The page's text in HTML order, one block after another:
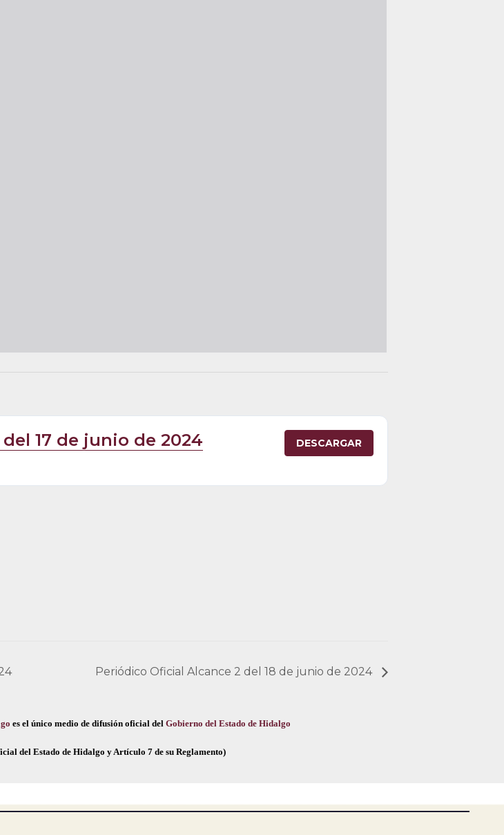
17 de junio de 2024 DESCARGAR
Periódico Oficial Alcance 2 del 18 de junio de 2024
es el único medio de difusión oficial del Gobierno del Estado de Hidalgo
del Estado de Hidalgo y Artículo 7 de su Reglamento)